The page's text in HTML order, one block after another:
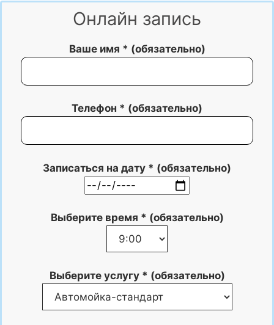
Онлайн запись
Ваше имя * (обязательно)
Телефон * (обязательно)
Записаться на дату * (обязательно)
Выберите время * (обязательно)
Выберите услугу * (обязательно)